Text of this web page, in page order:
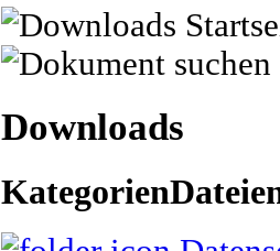
Downloads
Kategorien